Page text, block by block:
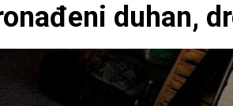
duhan,